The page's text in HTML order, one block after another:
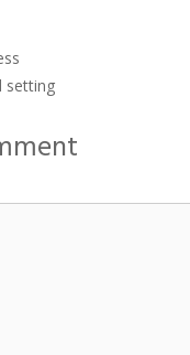
setting